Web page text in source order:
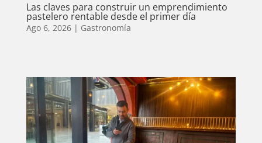
Las claves para construir un emprendimiento
pastelero rentable desde el primer día
Ago 6, 2026| Gastronomía